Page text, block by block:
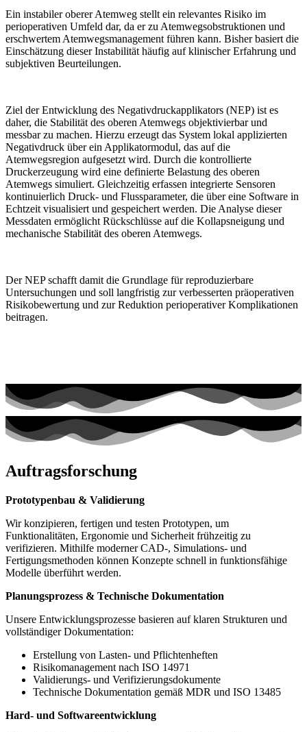
Ein instabiler oberer Atemweg stellt ein relevantes Risiko im
perioperativen Umfeld dar, da er zu Atemwegsobstruktionen und
erschwertem Atemwegsmanagement führen kann. Bisher basiert die
Einschätzung dieser Instabilität häufig auf klinischer Erfahrung und
subjektiven Beurteilungen.
Ziel der Entwicklung des Negativdruckapplikators (NEP) ist es
daher, die Stabilität des oberen Atemwegs objektivierbar und
messbar zu machen. Hierzu erzeugt das System lokal applizierten
Negativdruck über ein Applikatormodul, das auf die
Atemwegsregion aufgesetzt wird. Durch die kontrollierte
Druckerzeugung wird eine definierte Belastung des oberen
Atemwegs simuliert. Gleichzeitig erfassen integrierte Sensoren
kontinuierlich Druck- und Flussparameter, die über eine Software in
Echtzeit visualisiert und gespeichert werden. Die Analyse dieser
Messdaten ermöglicht Rückschlüsse auf die Kollapsneigung und
mechanische Stabilität des oberen Atemwegs.
Der NEP schafft damit die Grundlage für reproduzierbare
Untersuchungen und soll langfristig zur verbesserten präoperativen
Risikobewertung und zur Reduktion perioperativer Komplikationen
beitragen.
Auftragsforschung
Prototypenbau & Validierung
Wir konzipieren, fertigen und testen Prototypen, um
Funktionalitäten, Ergonomie und Sicherheit frühzeitig zu
verifizieren. Mithilfe moderner CAD-, Simulations- und
Fertigungsmethoden können Konzepte schnell in funktionsfähige
Modelle überführt werden.
Planungsprozess & Technische Dokumentation
Unsere Entwicklungsprozesse basieren auf klaren Strukturen und
vollständiger Dokumentation:
Erstellung von Lasten- und Pflichtenheften
Risikomanagement nach ISO 14971
Validierungs- und Verifizierungsdokumente
Technische Dokumentation gemäß MDR und ISO 13485
Hard- und Softwareentwicklung